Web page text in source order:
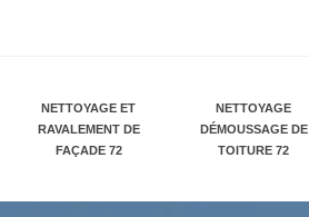
NETTOYAGE ET
RAVALEMENT DE
FAÇADE 72
NETTOYAGE
DÉMOUSSAGE DE
TOITURE 72